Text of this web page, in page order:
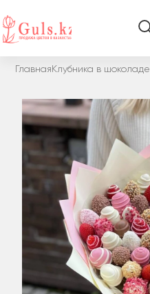
Главная Клубника в шоколаде